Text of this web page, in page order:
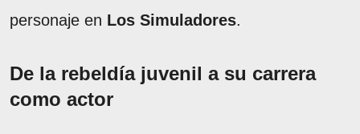
personaje en Los Simuladores.
De la rebeldía juvenil a su carrera
como actor